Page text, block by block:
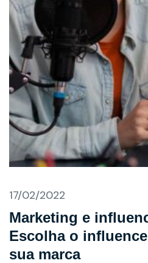
17/02/2022
Marketing e
Escolha o
sua marca